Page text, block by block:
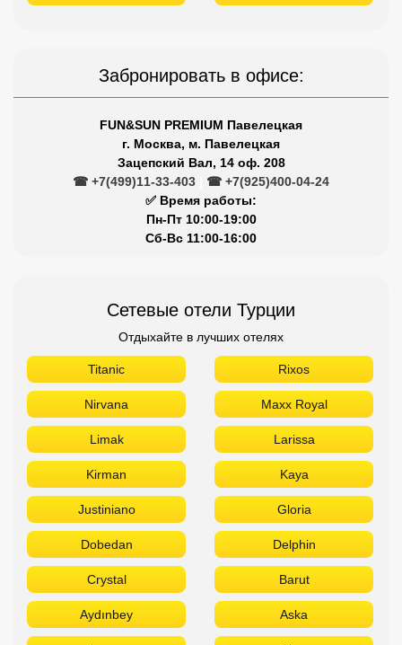
Забронировать в офисе:
FUN&SUN PREMIUM Павелецкая
г. Москва, м. Павелецкая
Зацепский Вал, 14 оф. 208
☎ +7(499)11-33-403
☎ +7(925)400-04-24
✅ Время работы:
Пн-Пт 10:00-19:00
Сб-Вс 11:00-16:00
Сетевые отели Турции
Отдыхайте в лучших отелях
Titanic Rixos
Nirvana Maxx Royal
Limak Larissa
Kirman Kaya
Justiniano Gloria
Dobedan Delphin
Crystal Barut
Aydınbey Aska